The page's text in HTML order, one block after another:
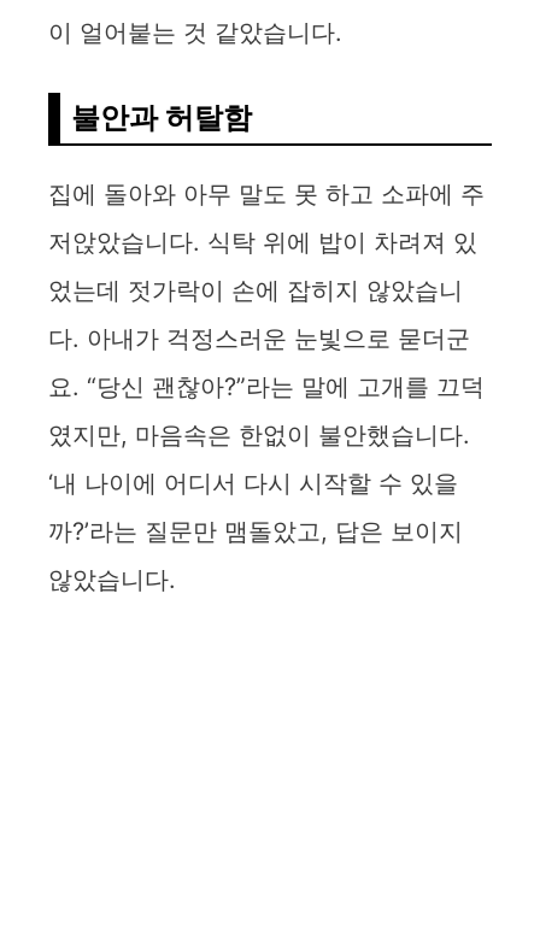
이 얼어붙는 것 같았습니다.
불안과 허탈함
집에 돌아와 아무 말도 못 하고 소파에 주
저앉았습니다. 식탁 위에 밥이 차려져 있
었는데 젓가락이 손에 잡히지 않았습니
다. 아내가 걱정스러운 눈빛으로 묻더군
요. “당신 괜찮아?”라는 말에 고개를 끄덕
였지만, 마음속은 한없이 불안했습니다.
‘내 나이에 어디서 다시 시작할 수 있을
까?’라는 질문만 맴돌았고, 답은 보이지
않았습니다.